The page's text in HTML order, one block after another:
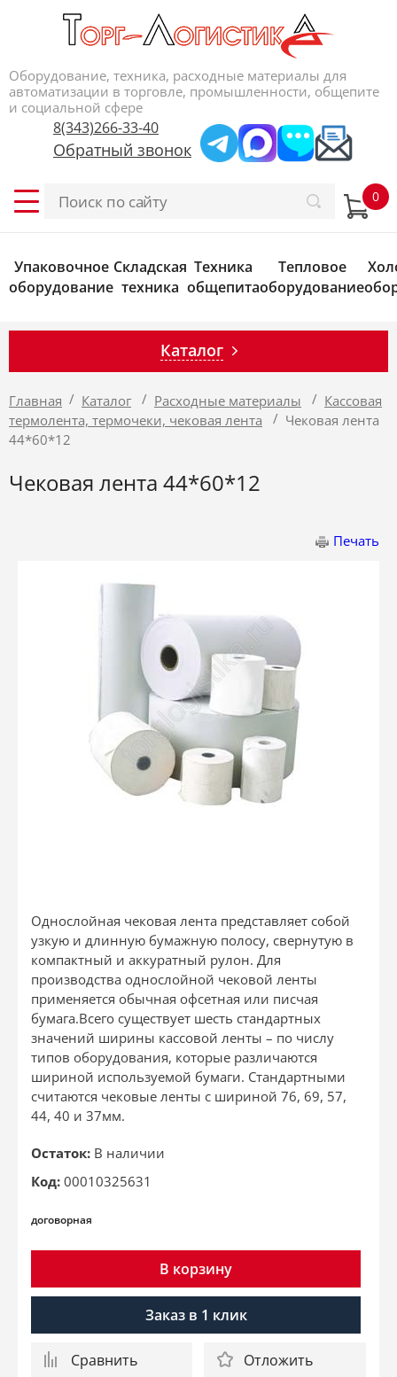
Оборудование, техника, расходные материалы для
автоматизации в торговле, промышленности, общепите
и социальной сфере
8(343)266-33-40
Обратный звонок
Упаковочное
оборудование
Складская
техника
Техника
общепита
Тепловое
оборудование
Каталог
Главная / Каталог / Расходные материалы / Кассовая
термолента, термочеки, чековая лента
/ Чековая лента
44*60*12
Чековая лента 44*60*12
Печать
Однослойная чековая лента представляет собой
узкую и длинную бумажную полосу, свернутую в
компактный и аккуратный рулон. Для
производства однослойной чековой ленты
применяется обычная офсетная или писчая
бумага.Всего существует шесть стандартных
значений ширины кассовой ленты – по числу
типов оборудования, которые различаются
шириной используемой бумаги. Стандартными
считаются чековые ленты с шириной 76, 69, 57,
44, 40 и 37мм.
Остаток: В наличии
Код: 00010325631
договорная
В корзину
Заказ в 1 клик
Сравнить Отложить